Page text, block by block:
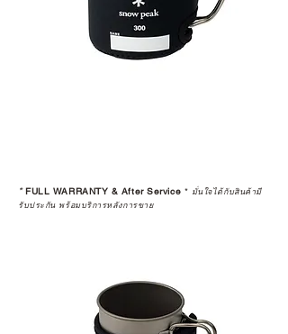
*FULL WARRANTY & After Service * มั่นใจได้กับสินค้ามี
รับประกัน พร้อมบริการหลังการขาย